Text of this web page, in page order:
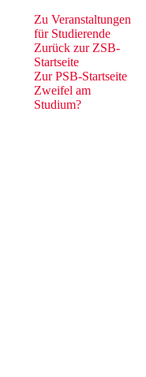
Zu V​era​nsta​ltungen
für Studierende
Zurück zur ZSB​-
Startseite
Zur PSB-​Startseite
Zweifel am
Studium?